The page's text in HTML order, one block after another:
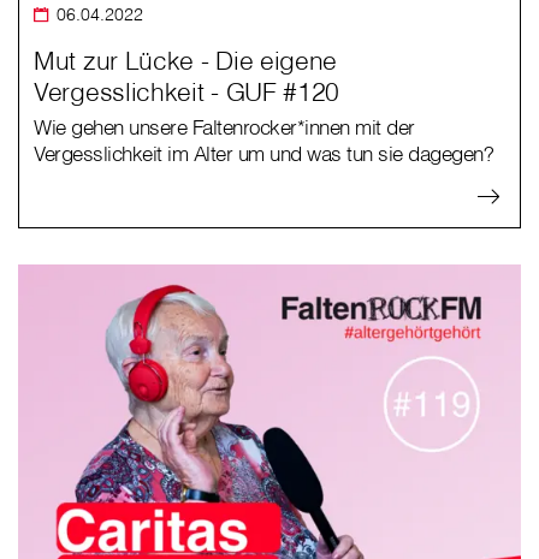
06.04.2022
Mut zur Lücke - Die eigene
Vergesslichkeit - GUF #120
Wie gehen unsere Faltenrocker*innen mit der
Vergesslichkeit im Alter um und was tun sie dagegen?